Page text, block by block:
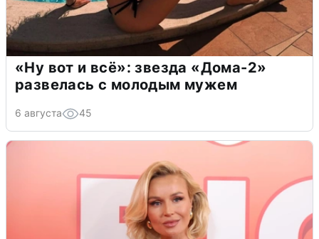
«Ну вот и всё»: звезда «Дома-2»
развелась с молодым мужем
6 августа 45